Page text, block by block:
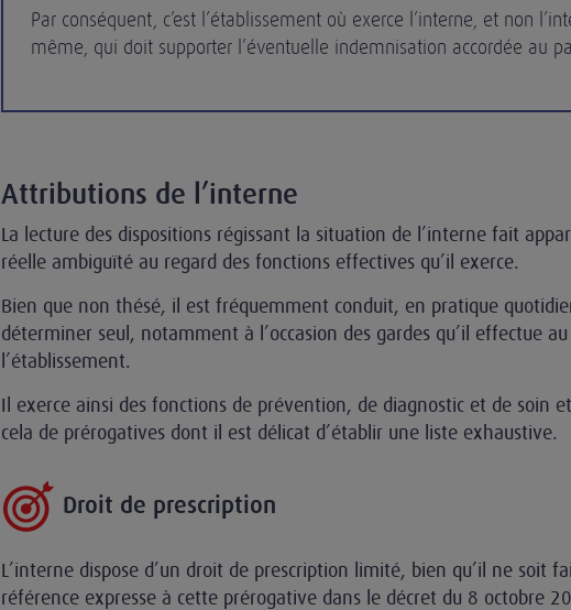
Par conséquent, c’est l’établissement où exerce l’interne, et non
même, qui doit supporter l’éventuelle indemnisation accordée au
Attributions de l’interne
La lecture des dispositions régissant la situation de l’interne fait
réelle ambiguïté au regard des fonctions effectives qu’il exerce.
Bien que non thésé, il est fréquemment conduit, en pratique
déterminer seul, notamment à l’occasion des gardes qu’il effectue
l’établissement.
Il exerce ainsi des fonctions de prévention, de diagnostic et de soin
cela de prérogatives dont il est délicat d’établir une liste exhaustive.
Droit de prescription
L’interne dispose d’un droit de prescription limité, bien qu’il ne soit
référence expresse à cette prérogative dans le décret du 8 octobre